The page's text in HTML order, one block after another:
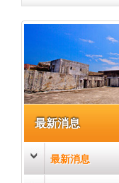
最新消息
最新消息